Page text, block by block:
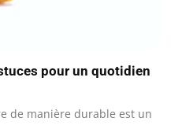
pour un quotidien
de manière durable est un